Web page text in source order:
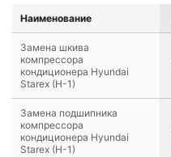
Наименование
Замена шкива
компрессора
кондиционера Hyundai
Starex (H-1)
Замена подшипника
компрессора
кондиционера Hyundai
Starex (H-1)